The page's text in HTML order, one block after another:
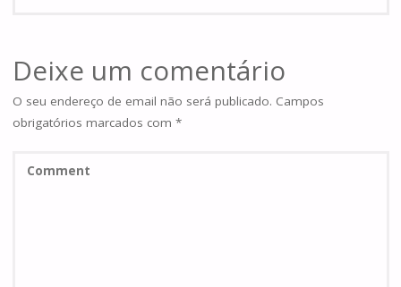
Deixe um comentário
O seu endereço de email não será publicado. Campos
obrigatórios marcados com *